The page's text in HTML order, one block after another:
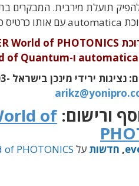
תועלת מירבית. המבקרים
automaticaעם אותו כרטיס
לפרטים נוספים: נציגות
ורישום:of
, חדשות על of PHOTONICS